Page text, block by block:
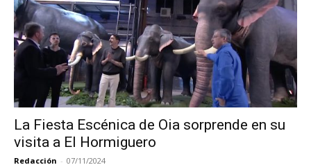
La Fiesta Escénica de Oia sorprende en su
visita a El Hormiguero
Redacción - 07/11/2024